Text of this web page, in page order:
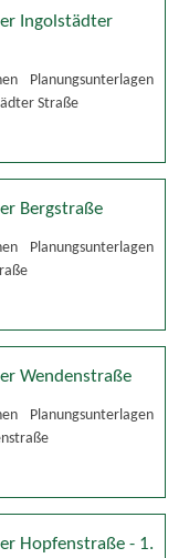
Ingolstädter
Planungsunterlagen
Straße
Bergstraße
Planungsunterlagen
Wendenstraße
Planungsunterlagen
Hopfenstraße - 1.